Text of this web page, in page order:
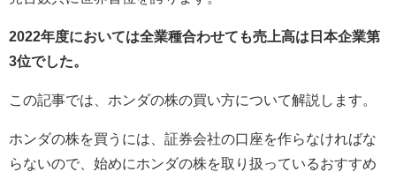
2022年度においては全業種合わせても売上高は日本企業第
3位でした。
この記事では、ホンダの株の買い方について解説します。
ホンダの株を買うには、証券会社の口座を作らなければな
らないので、始めにホンダの株を取り扱っているおすすめ